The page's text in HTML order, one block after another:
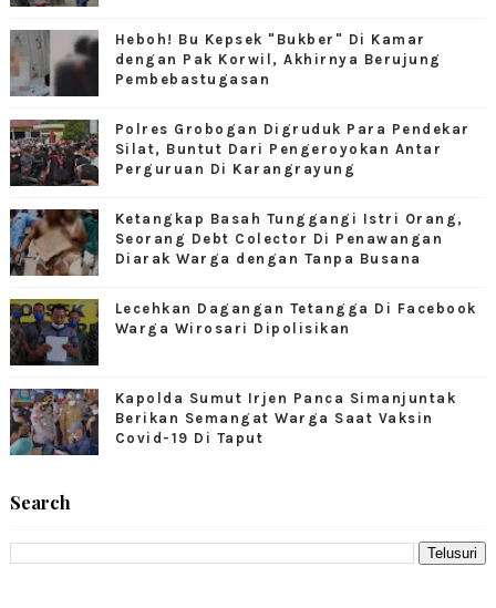
Heboh! Bu Kepsek "Bukber" Di Kamar
dengan Pak Korwil, Akhirnya Berujung
Pembebastugasan
Polres Grobogan Digruduk Para Pendekar
Silat, Buntut Dari Pengeroyokan Antar
Perguruan Di Karangrayung
Ketangkap Basah Tunggangi Istri Orang,
Seorang Debt Colector Di Penawangan
Diarak Warga dengan Tanpa Busana
Lecehkan Dagangan Tetangga Di Facebook
Warga Wirosari Dipolisikan
Kapolda Sumut Irjen Panca Simanjuntak
Berikan Semangat Warga Saat Vaksin
Covid-19 Di Taput
Search